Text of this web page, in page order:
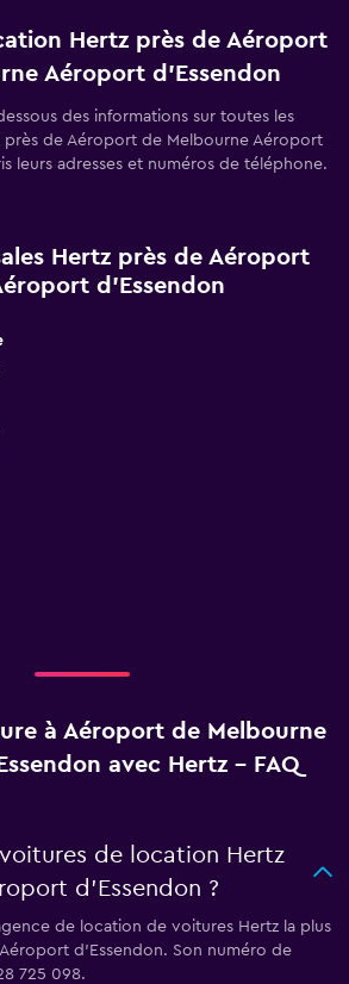
Hertz près de Aéroport
Aéroport d'Essendon
des informations sur toutes les
près de Aéroport de Melbourne Aéroport
leurs adresses et numéros de téléphone.
Hertz près de Aéroport
d'Essendon
à Aéroport de Melbourne
avec Hertz - FAQ
de location Hertz
d'Essendon ?
de location de voitures Hertz la plus
d'Essendon. Son numéro de
725 098.